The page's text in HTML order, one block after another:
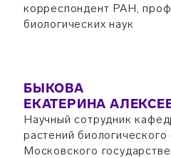
корреспондент РАН,
биологических наук
БЫКОВА
ЕКАТЕРИНА
Научный сотрудник
растений биологического
Московского